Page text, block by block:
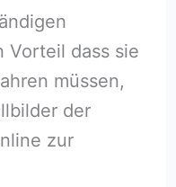
Vorteil dass sie
müssen,
der
zur